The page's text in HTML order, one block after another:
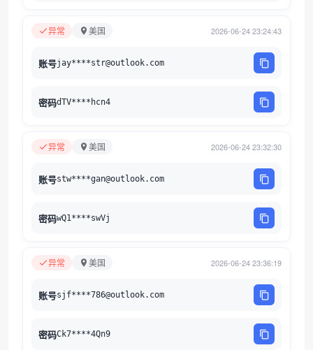
异常 美国 2026-06-24 23:24:43
账号jay****str@outlook.com
密码dTV****hcn4
异常 美国 2026-06-24 23:32:30
账号stw****gan@outlook.com
密码wQ1****swVj
异常 美国 2026-06-24 23:36:19
账号sjf****786@outlook.com
密码Ck7****4Qn9